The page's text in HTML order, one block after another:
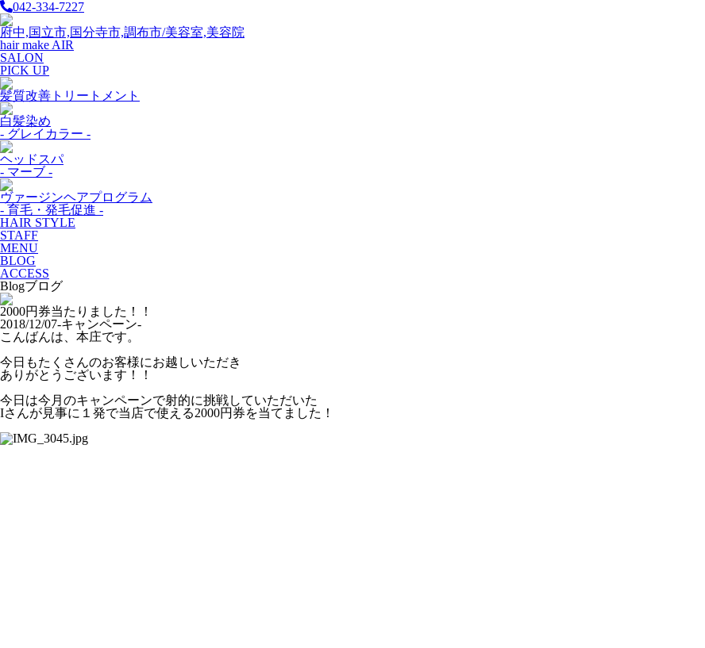
042-334-7227
府中,国立市,国分寺市,調布市/美容室,美容院
hair make AIR
SALON
PICK UP
髪質改善トリートメント
白髪染め
- グレイカラー -
ヘッドスパ
- マーブ -
ヴァージンヘアプログラム
- 育毛・発毛促進 -
HAIR STYLE
STAFF
MENU
BLOG
ACCESS
Blogブログ
2000円券当たりました！！
2018/12/07-キャンペーン-
こんばんは、本庄です。
今日もたくさんのお客様にお越しいただき
ありがとうございます！！
今日は今月のキャンペーンで射的に挑戦していただいた
Iさんが見事に１発で当店で使える2000円券を当てました！